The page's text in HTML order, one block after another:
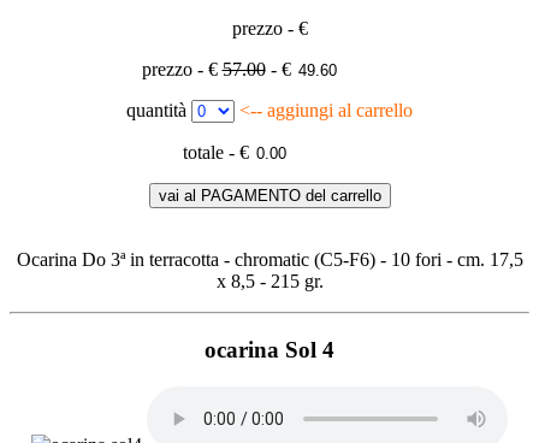
prezzo - €
prezzo - €57.00- €
quantità
<-- aggiungi al carrello
totale - €
vai al PAGAMENTO del carrello
Ocarina Do 3ª in terracotta - chromatic (C5-F6) - 10 fori - cm. 17,5
x 8,5 - 215 gr.
ocarina Sol 4